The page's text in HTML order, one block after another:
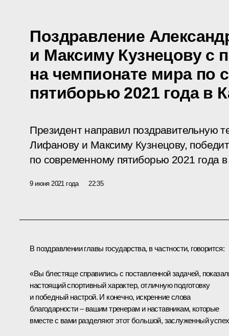
Поздравление
и Максиму Кузнецову с
на чемпионате мира по
пятиборью 2021 года в
Президент направил поздравительную
Лифанову и Максиму Кузнецову,
по современному пятиборью 2021 года
9 июня 2021 года 22:35
В поздравлении главы государства, в частности, говорится:
«Вы блестяще справились с поставленной задачей,
настоящий спортивный характер, отличную подготовку
и победный настрой. И конечно, искренние слова
благодарности – вашим тренерам и наставникам, которые
вместе с вами разделяют этот большой, заслуженный